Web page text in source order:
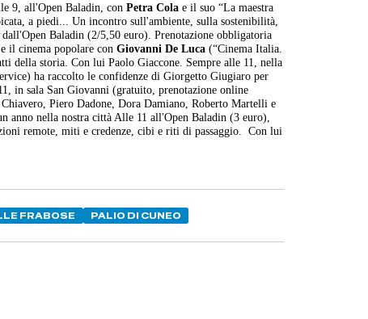
9, all'Open Baladin, conPetra Cola e il suo “La maestra
a piedi... Un incontro sull'ambiente, sulla sostenibilità,
Baladin (2/5,50 euro). Prenotazione obbligatoria
il cinema popolare conGiovanni De Luca (“Cinema Italia.
della storia. Con lui Paolo Giaccone. Sempre alle 11, nella
ha raccolto le confidenze di Giorgetto Giugiaro per
in sala San Giovanni (gratuito, prenotazione online
Piero Dadone, Dora Damiano, Roberto Martelli e
anno nella nostra città Alle 11 all'Open Baladin (3 euro),
remote, miti e credenze, cibi e riti di passaggio. Con lui
FRABOSE PALIO DI CUNEO